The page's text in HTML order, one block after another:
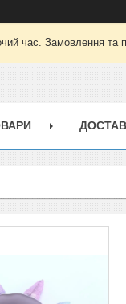
час. Замовлення та